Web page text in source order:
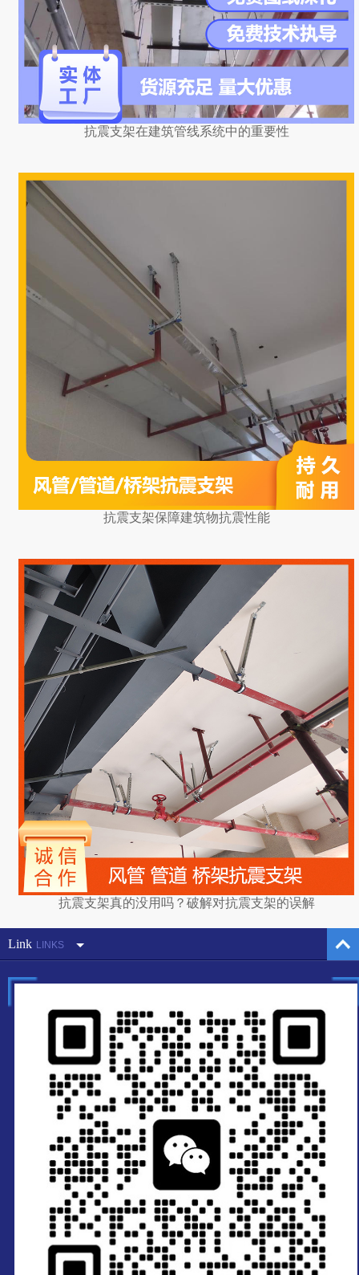
抗震支架在建筑管线系统中的重要性
抗震支架保障建筑物抗震性能
抗震支架真的没用吗？破解对抗震支架的误解
Link LINKS